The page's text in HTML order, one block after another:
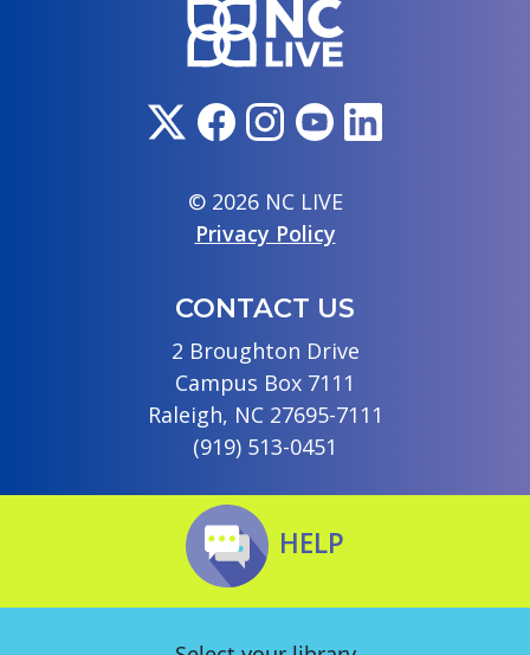
© 2026 NC LIVE
Privacy Policy
CONTACT US
2 Broughton Drive
Campus Box 7111
Raleigh, NC 27695-7111
(919) 513-0451
HELP